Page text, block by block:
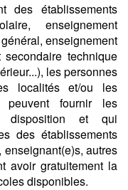
des établissements
enseignement
enseignement
technique
les personnes
localités et/ou les
peuvent fournir les
disposition et qui
des établissements
autres
avoir gratuitement la
disponibles.